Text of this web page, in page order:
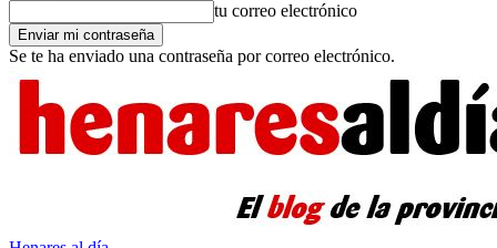
tu correo electrónico
Se te ha enviado una contraseña por correo electrónico.